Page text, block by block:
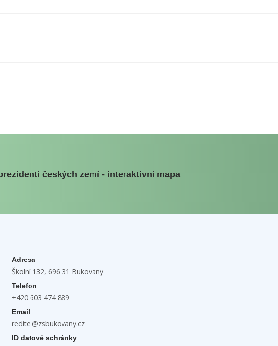
českých zemí - interaktivní mapa
Adresa
Školní 132, 696 31 Bukovany
Telefon
+420 603 474 889
Email
reditel@zsbukovany.cz
ID datové schránky